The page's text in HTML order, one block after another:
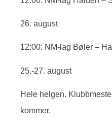
26. august
12:00: NM-lag Bøler –
25.-27. august
Hele helgen.
kommer.